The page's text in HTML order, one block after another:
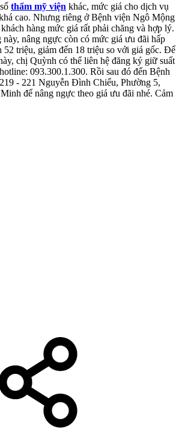
thẩm mỹ viện khác, mức giá cho dịch vụ
cao. Nhưng riêng ở Bệnh viện Ngô Mộng
hàng mức giá rất phải chăng và hợp lý.
nâng ngực còn có mức giá ưu đãi hấp
52 triệu, giảm đến 18 triệu so với giá gốc. Để
chị Quỳnh có thể liên hệ đăng ký giữ suất
093.300.1.300. Rồi sau đó đến Bệnh
- 221 Nguyễn Đình Chiểu, Phường 5,
để nâng ngực theo giá ưu đãi nhé. Cảm